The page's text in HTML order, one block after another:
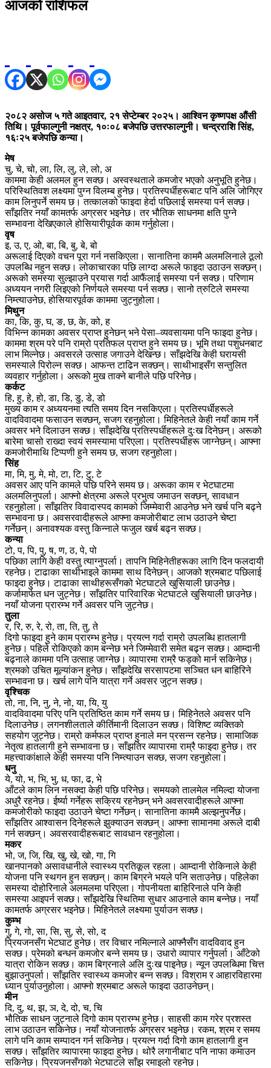
आजको राशिफल
२०८२ असोज ५ गते आइतवार, २१ सेप्टेम्बर २०२५। आश्विन कृष्णपक्ष औंसी
तिथि। पूर्वफाल्गुनी नक्षत्र, १०ः०८ बजेपछि उत्तरफाल्गुनी। चन्द्रराशि सिंह,
१६ः२५ बजेपछि कन्या।
मेष
चु, चे, चो, ला, लि, लु, ले, लो, अ
काममा केही अलमल हुन सक्छ। अस्वस्थताले कमजोर भएको अनुभूति हुनेछ।
परिस्थितिवश लक्ष्यमा पुग्न विलम्ब हुनेछ। प्रतिस्पर्धीहरूबाट पनि अलि जोगिएर
काम लिनुपर्ने समय छ। तत्कालको फाइदा हेर्दा पछिलाई समस्या पर्न सक्छ।
साँझतिर नयाँ कामतर्फ अग्रसर भइनेछ। तर भौतिक साधनमा क्षति पुग्ने
सम्भावना देखिएकाले होसियारीपूर्वक काम गर्नुहोला।
वृष
इ, उ, ए, ओ, बा, बि, बु, बे, बो
अरूलाई दिएको वचन पूरा गर्न नसकिएला। सानातिना काममै अलमलिनाले ठूलो
उपलब्धि नहुन सक्छ। लोकाचारका पछि लाग्दा अरूले फाइदा उठाउन सक्छन्।
अरूको समस्या सुल्झाउने प्रयास गर्दा आफैंलाई समस्या पर्न सक्छ। परिणाम
अध्ययन नगरी लिइएको निर्णयले समस्या पर्न सक्छ। सानो त्रुटिले समस्या
निम्त्याउनेछ, होसियारपूर्वक काममा जुट्नुहोला।
मिथुन
का, कि, कु, घ, ङ, छ, के, को, ह
विभिन्न कामका अवसर प्राप्त हुनेछन् भने पेसा–व्यवसायमा पनि फाइदा हुनेछ।
काममा श्रम परे पनि राम्रो प्रतिफल प्राप्त हुने समय छ। भूमि तथा पशुधनबाट
लाभ मिल्नेछ। अवसरले उत्साह जगाउने देखिन्छ। साँझदेखि केही घरायसी
समस्याले पिरोल्न सक्छ। आफन्त टाढिन सक्छन्। साथीभाइसँग सन्तुलित
व्यवहार गर्नुहोला। अरूको मुख ताक्ने बानीले पछि परिनेछ।
कर्कट
हि, हु, हे, हो, डा, डि, डु, डे, डो
मुख्य काम र अध्ययनमा त्यति समय दिन नसकिएला। प्रतिस्पर्धीहरूले
वादविवादमा फसाउन सक्छन्, सजग रहनुहोला। मिहिनेतले केही नयाँ काम गर्ने
अवसर भने दिलाउन सक्छ। साँझदेखि प्रतिस्पर्धीहरूले दुःख दिनेछन्। अरूको
बारेमा चासो राख्दा स्वयं समस्यामा परिएला। प्रतिस्पर्धीहरू जाग्नेछन्। आफ्ना
कमजोरीमाथि टिप्पणी हुने समय छ, सजग रहनुहोला।
सिंह
मा, मि, मु, मे, मो, टा, टि, टु, टे
अवसर आए पनि कामले पछि परिने समय छ। अरूका काम र भेटघाटमा
अलमलिनुपर्ला। आफ्नो क्षेत्रमा अरूले प्रभुत्व जमाउन सक्छन्, सावधान
रहनुहोला। साँझतिर विवादास्पद कामको जिम्मेवारी आउनेछ भने खर्च पनि बढ्ने
सम्भावना छ। अवसरवादीहरूले आफ्ना कमजोरीबाट लाभ उठाउने चेष्टा
गर्नेछन्। अनावश्यक वस्तु किन्नाले फजुल खर्च बढ्न सक्छ।
कन्या
टो, प, पि, पु, ष, ण, ठ, पे, पो
पछिका लागि केही वस्तु त्याग्नुपर्ला। तापनि मिहिनेतीहरूका लागि दिन फलदायी
रहनेछ। टाढाका साथीभाइले काममा साथ दिनेछन्। आजको श्रमबाट पछिलाई
फाइदा हुनेछ। टाढाका साथीहरूसँगको भेटघाटले खुसियाली छाउनेछ।
कर्जामार्फत धन जुट्नेछ। साँझतिर पारिवारिक भेटघाटले खुसियाली छाउनेछ।
नयाँ योजना प्रारम्भ गर्ने अवसर पनि जुट्नेछ।
तुला
र, रि, रु, रे, रो, ता, ति, तु, ते
दिगो फाइदा हुने काम प्रारम्भ हुनेछ। प्रयत्न गर्दा राम्रो उपलब्धि हातलागी
हुनेछ। पहिले रोकिएको काम बन्नेछ भने जिम्मेवारी समेत बढ्न सक्छ। आम्दानी
बढ्नाले काममा पनि उत्साह जाग्नेछ। व्यापारमा राम्रै फड्को मार्न सकिनेछ।
श्रमको उचित मूल्यांकन हुनेछ। साँझदेखि सरसापटमा सञ्चित धन बाहिरिने
सम्भावना छ। खर्च लागे पनि यात्रा गर्ने अवसर जुट्न सक्छ।
वृश्चिक
तो, ना, नि, नु, ने, नो, या, यि, यु
वादविवादमा परिए पनि प्रतिष्ठित काम गर्ने समय छ। मिहिनेतले अवसर पनि
दिलाउनेछ। लगनशीलताले कीर्तिमानी दिलाउन सक्छ। विशिष्ट व्यक्तिको
सहयोग जुट्नेछ। राम्रो कर्मफल प्राप्त हुनाले मन प्रसन्न रहनेछ। सामाजिक
नेतृत्व हातलागी हुने सम्भावना छ। साँझतिर व्यापारमा राम्रै फाइदा हुनेछ। तर
महत्त्वाकांक्षाले केही समस्या पनि निम्त्याउन सक्छ, सजग रहनुहोला।
धनु
ये, यो, भ, भि, भु, ध, फा, ढ, भे
आँटले काम लिन नसक्दा केही पछि परिनेछ। समयको तालमेल नमिल्दा योजना
अधुरै रहनेछ। ईर्ष्या गर्नेहरू सक्रिय रहनेछन् भने अवसरवादीहरूले आफ्ना
कमजोरीको फाइदा उठाउने चेष्टा गर्नेछन्। सानातिना काममै अल्झनुपर्नेछ।
साँझतिर आश्वासन दिनेहरूले झुक्याउन सक्छन्। आफ्ना सामानमा अरूले दाबी
गर्न सक्छन्। अवसरवादीहरूबाट सावधान रहनुहोला।
मकर
भो, ज, जि, खि, खु, खे, खो, गा, गि
खानपानको असावधानीले स्वास्थ्य प्रतिकूल रहला। आम्दानी रोकिनाले केही
योजना पनि स्थगन हुन सक्छन्। काम बिग्रने भयले पनि सताउनेछ। पहिलेका
समस्या दोहोरिनाले अलमलमा परिएला। गोपनीयता बाहिरिनाले पनि केही
समस्या आइपर्न सक्छ। साँझदेखि स्थितिमा सुधार आउनाले काम बन्नेछ। नयाँ
कामतर्फ अग्रसर भइनेछ। मिहिनेतले लक्ष्यमा पुर्याउन सक्छ।
कुम्भ
गु, गे, गो, सा, सि, सु, से, सो, द
प्रियजनसँग भेटघाट हुनेछ। तर विचार नमिल्नाले आफ्नैसँग वादविवाद हुन
सक्छ। प्रेमको बन्धन कमजोर बन्ने समय छ। उधारो व्यापार गर्नुपर्ला। आँटेको
यात्रा रोकिन सक्छ। काम बिग्रनाले अलि दुःख पाइनेछ। न्यून उपलब्धिमा चित्त
बुझाउनुपर्ला। साँझतिर स्वास्थ्य कमजोर बन्न सक्छ। विश्राम र आहारविहारमा
ध्यान पुर्याउनुहोला। आफ्नो श्रमबाट अरूले फाइदा उठाउनेछन्।
मीन
दि, दु, थ, झ, ञ, दे, दो, च, चि
भौतिक साधन जुट्नाले दिगो काम प्रारम्भ हुनेछ। साहसी काम गरेर प्रशस्त
लाभ उठाउन सकिनेछ। नयाँ योजनातर्फ अग्रसर भइनेछ। रकम, श्रम र समय
लागे पनि काम सम्पादन गर्न सकिनेछ। प्रयत्न गर्दा दिगो काम हातलागी हुन
सक्छ। साँझतिर व्यापारमा फाइदा हुनेछ। थोरै लगानीबाट पनि नाफा कमाउन
सकिनेछ। प्रियजनसँगको भेटघाटले साँझ रमाइलो रहनेछ।